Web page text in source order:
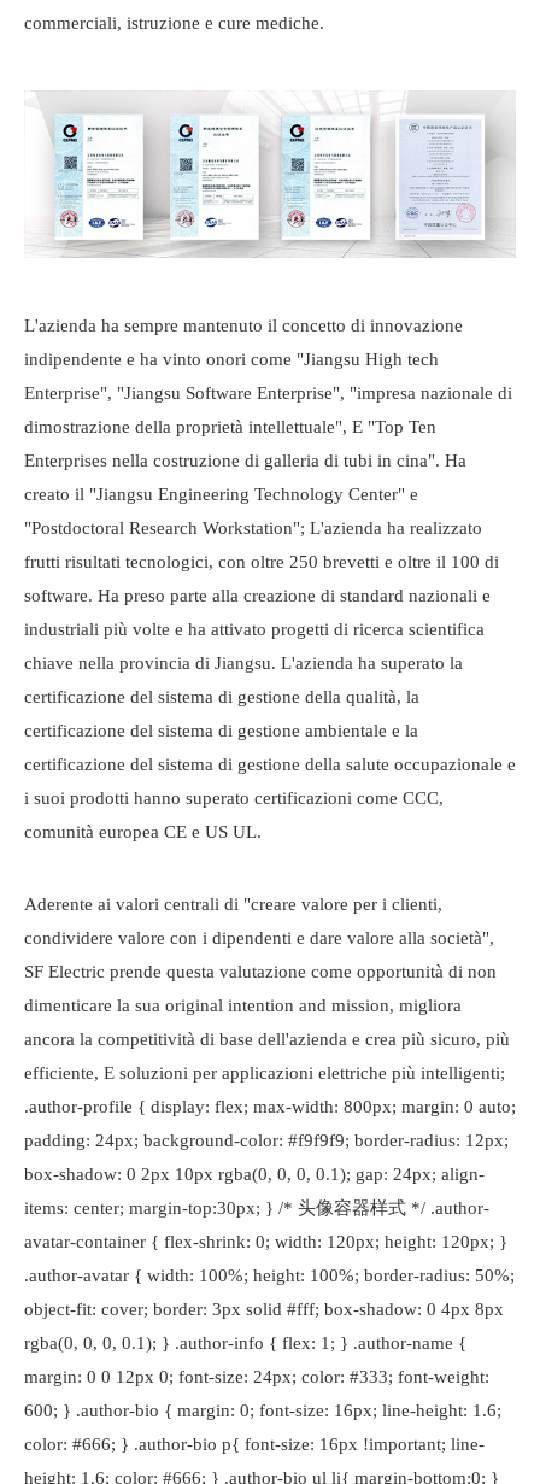
commerciali, istruzione e cure mediche.
L'azienda ha sempre mantenuto il concetto di innovazione
indipendente e ha vinto onori come "Jiangsu High tech
Enterprise", "Jiangsu Software Enterprise", "impresa nazionale di
dimostrazione della proprietà intellettuale", E "Top Ten
Enterprises nella costruzione di galleria di tubi in cina". Ha
creato il "Jiangsu Engineering Technology Center" e
"Postdoctoral Research Workstation"; L'azienda ha realizzato
frutti risultati tecnologici, con oltre 250 brevetti e oltre il 100 di
software. Ha preso parte alla creazione di standard nazionali e
industriali più volte e ha attivato progetti di ricerca scientifica
chiave nella provincia di Jiangsu. L'azienda ha superato la
certificazione del sistema di gestione della qualità, la
certificazione del sistema di gestione ambientale e la
certificazione del sistema di gestione della salute occupazionale e
i suoi prodotti hanno superato certificazioni come CCC,
comunità europea CE e US UL.
Aderente ai valori centrali di "creare valore per i clienti,
condividere valore con i dipendenti e dare valore alla società",
SF Electric prende questa valutazione come opportunità di non
dimenticare la sua original intention and mission, migliora
ancora la competitività di base dell'azienda e crea più sicuro, più
efficiente, E soluzioni per applicazioni elettriche più intelligenti;
.author-profile { display: flex; max-width: 800px; margin: 0 auto;
padding: 24px; background-color: #f9f9f9; border-radius: 12px;
box-shadow: 0 2px 10px rgba(0, 0, 0, 0.1); gap: 24px; align-
items: center; margin-top:30px; } /* 头像容器样式 */ .author-
avatar-container { flex-shrink: 0; width: 120px; height: 120px; }
.author-avatar { width: 100%; height: 100%; border-radius: 50%;
object-fit: cover; border: 3px solid #fff; box-shadow: 0 4px 8px
rgba(0, 0, 0, 0.1); } .author-info { flex: 1; } .author-name {
margin: 0 0 12px 0; font-size: 24px; color: #333; font-weight:
600; } .author-bio { margin: 0; font-size: 16px; line-height: 1.6;
color: #666; } .author-bio p{ font-size: 16px !important; line-
height: 1.6; color: #666; } .author-bio ul li{ margin-bottom:0; }